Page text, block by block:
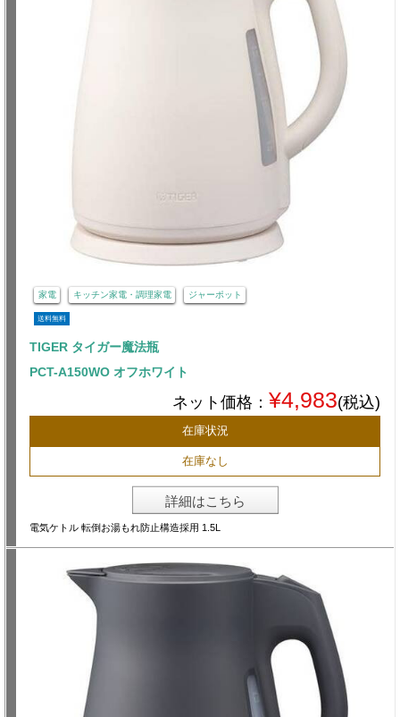
家電 キッチン家電・調理家電 ジャーポット
送料無料
TIGER タイガー魔法瓶
PCT-A150WO オフホワイト
ネット価格： ¥4,983(税込)
在庫状況
在庫なし
詳細はこちら
電気ケトル 転倒お湯もれ防止構造採用 1.5L